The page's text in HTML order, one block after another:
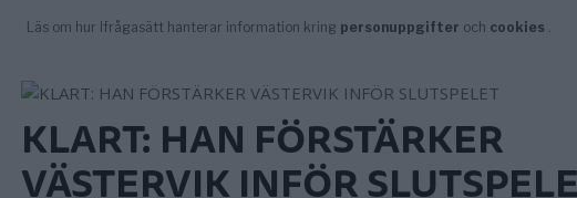
KLART: HAN FÖRSTÄRKER
VÄSTERVIK INFÖR